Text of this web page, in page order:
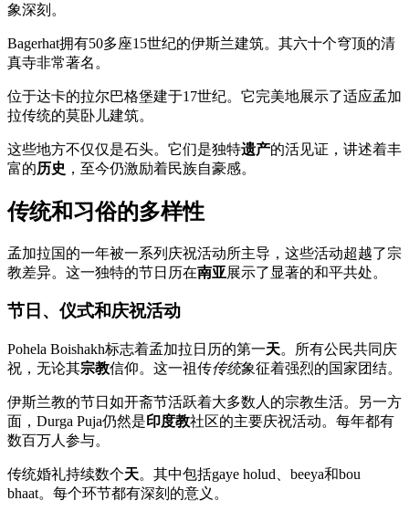
象深刻。
Bagerhat拥有50多座15世纪的伊斯兰建筑。其六十个穹顶的清
真寺非常著名。
位于达卡的拉尔巴格堡建于17世纪。它完美地展示了适应孟加
拉传统的莫卧儿建筑。
这些地方不仅仅是石头。它们是独特遗产的活见证，讲述着丰
富的历史 ，至今仍激励着民族自豪感。
传统和习俗的多样性
孟加拉国的一年被一系列庆祝活动所主导，这些活动超越了宗
教差异。这一独特的节日历在南亚展示了显著的和平共处。
节日、仪式和庆祝活动
Pohela Boishakh标志着孟加拉日历的第一天。所有公民共同庆
祝，无论其宗教信仰。这一祖传传统象征着强烈的国家团结。
伊斯兰教的节日如开斋节活跃着大多数人的宗教生活。另一方
面，Durga Puja仍然是印度教社区的主要庆祝活动。每年都有
数百万人参与。
传统婚礼持续数个天。其中包括gaye holud、beeya和bou
bhaat。每个环节都有深刻的意义。